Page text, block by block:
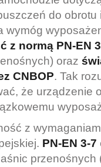
do obrotu
wymóg
z normą PN-EN
oraz
CNBOP. Tak
że urządzenie
z
PN-EN 3-7
przenośnych